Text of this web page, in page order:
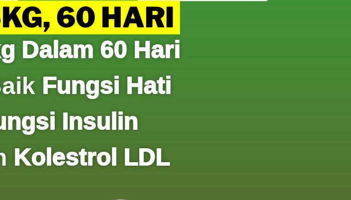
60 HARI
Dalam 60 Hari
Fungsi Hati
Insulin
Kolestrol LDL